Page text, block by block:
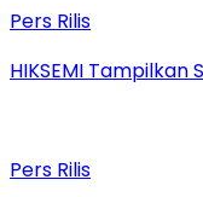
Pers Rilis
HIKSEMI
Pers Rilis